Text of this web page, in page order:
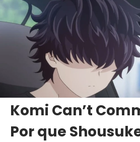
Komi Can’t
Por que